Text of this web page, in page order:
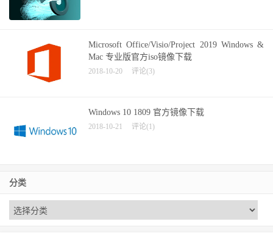
Microsoft Office/Visio/Project 2019 Windows &
Mac 专业版官方iso镜像下载
2018-10-20 评论(3)
Windows 10 1809 官方镜像下载
2018-10-21 评论(1)
分类